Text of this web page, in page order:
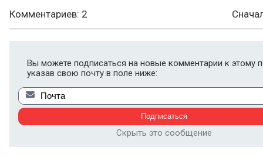
Комментариев: 2
Вы можете подписаться на новые комментарии к этому
указав свою почту в поле ниже:
Скрыть это сообщение